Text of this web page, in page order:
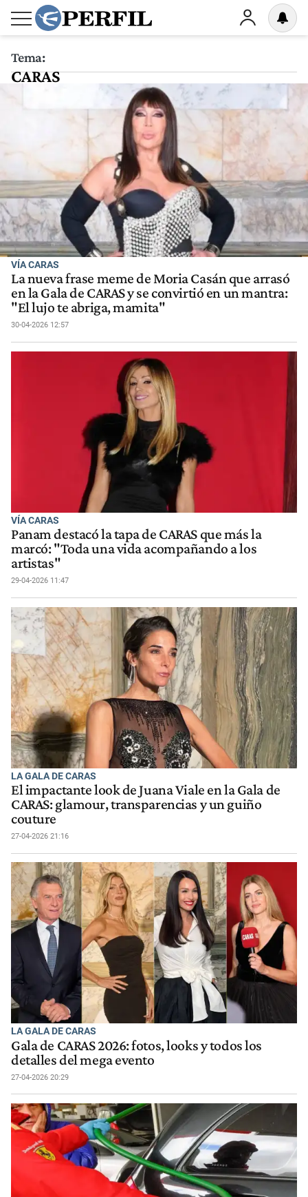
Tema:
CARAS
VÍA CARAS
La nueva frase meme de Moria Casán que arrasó
en la Gala de CARAS y se convirtió en un mantra:
"El lujo te abriga, mamita"
30-04-2026 12:57
VÍA CARAS
Panam destacó la tapa de CARAS que más la
marcó: "Toda una vida acompañando a los
artistas"
29-04-2026 11:47
LA GALA DE CARAS
El impactante look de Juana Viale en la Gala de
CARAS: glamour, transparencias y un guiño
couture
27-04-2026 21:16
LA GALA DE CARAS
Gala de CARAS 2026: fotos, looks y todos los
detalles del mega evento
27-04-2026 20:29